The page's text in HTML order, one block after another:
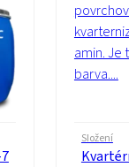
amin. Je
barva....
Složení